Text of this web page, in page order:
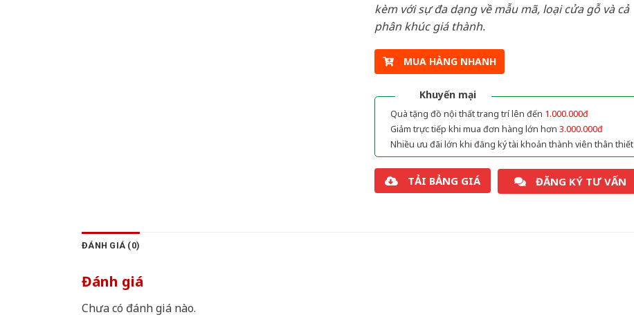
kèm với sự đa dạng về mẫu mã, loại cửa gỗ và cả
phân khúc giá thành.
MUA HÀNG NHANH
Khuyến mại
Quà tặng đồ nội thất trang trí lên đến 1.000.000đ
Giảm trực tiếp khi mua đơn hàng lớn hơn 3.000.000đ
Nhiều ưu đãi lớn khi đăng ký tài khoản thành viên thân thiết
TẢI BẢNG GIÁ ĐĂNG KÝ TƯ VẤN
ĐÁNH GIÁ (0)
Đánh giá
Chưa có đánh giá nào.